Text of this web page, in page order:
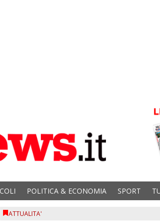
POLITICA & ECONOMIA SPORT
ATTUALITA'